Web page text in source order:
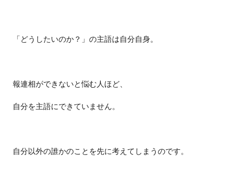
「どうしたいのか？」の主語は自分自身。
報連相ができないと悩む人ほど、
自分を主語にできていません。
自分以外の誰かのことを先に考えてしまうのです。